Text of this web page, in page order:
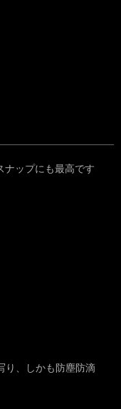
ナップにも最高です
り、しかも防塵防滴